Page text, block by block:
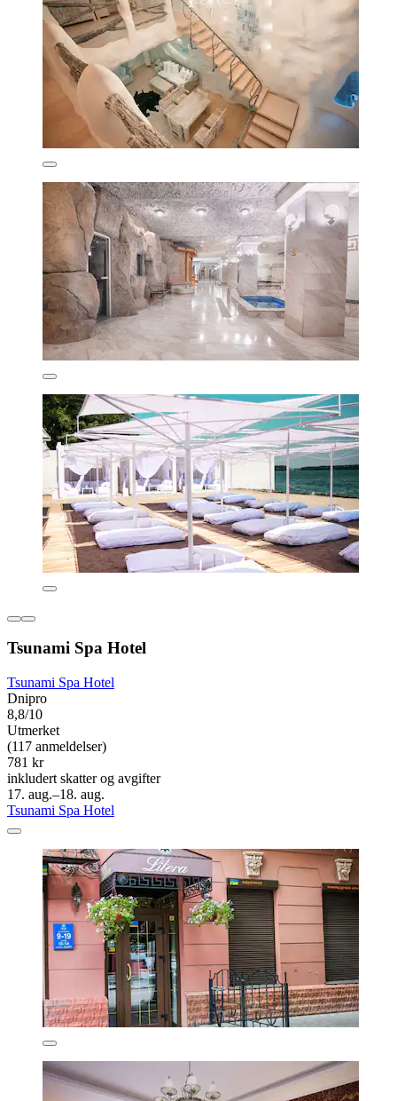
Tsunami Spa Hotel
Tsunami Spa Hotel
Dnipro
8,8/10
Utmerket
(117 anmeldelser)
781 kr
inkludert skatter og avgifter
17. aug.–18. aug.
Tsunami Spa Hotel